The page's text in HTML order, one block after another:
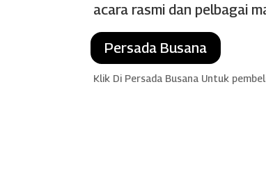
acara rasmi dan pelbagai
Persada Busana
Klik Di Persada Busana Untuk